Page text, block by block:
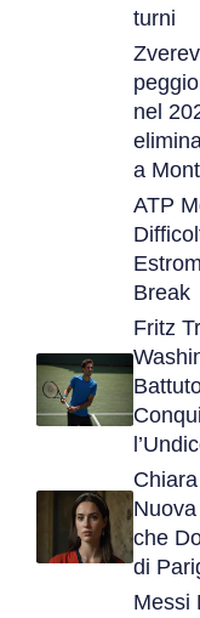
turni
nel
a
ATP
Break
Fritz
che
di
Messi